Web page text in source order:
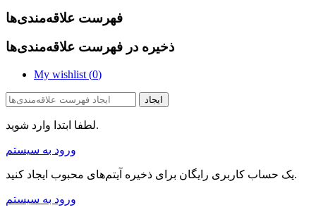
فهرست علاقه‌مندی‌ها
ذخیره در فهرست علاقه‌مندی‌ها
My wishlist (0)
ایجاد
لطفا ابتدا وارد شوید.
ورود به سیستم
یک حساب کاربری رایگان برای ذخیره آیتم‌های محبوب ایجاد کنید.
ورود به سیستم